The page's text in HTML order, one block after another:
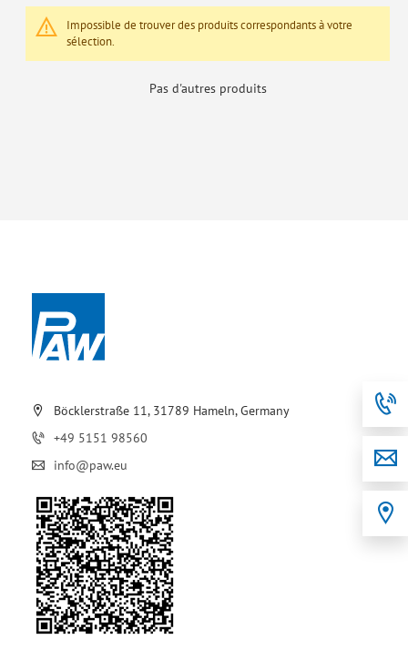
Impossible de trouver des produits correspondants à votre
sélection.
Pas d'autres produits
Böcklerstraße 11, 31789 Hameln, Germany
+49 5151 98560
info@paw.eu